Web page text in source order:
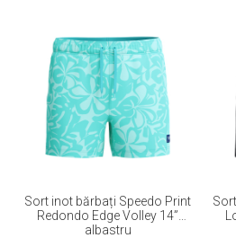
Sort inot bărbați Speedo Print
Redondo Edge Volley 14”
albastru